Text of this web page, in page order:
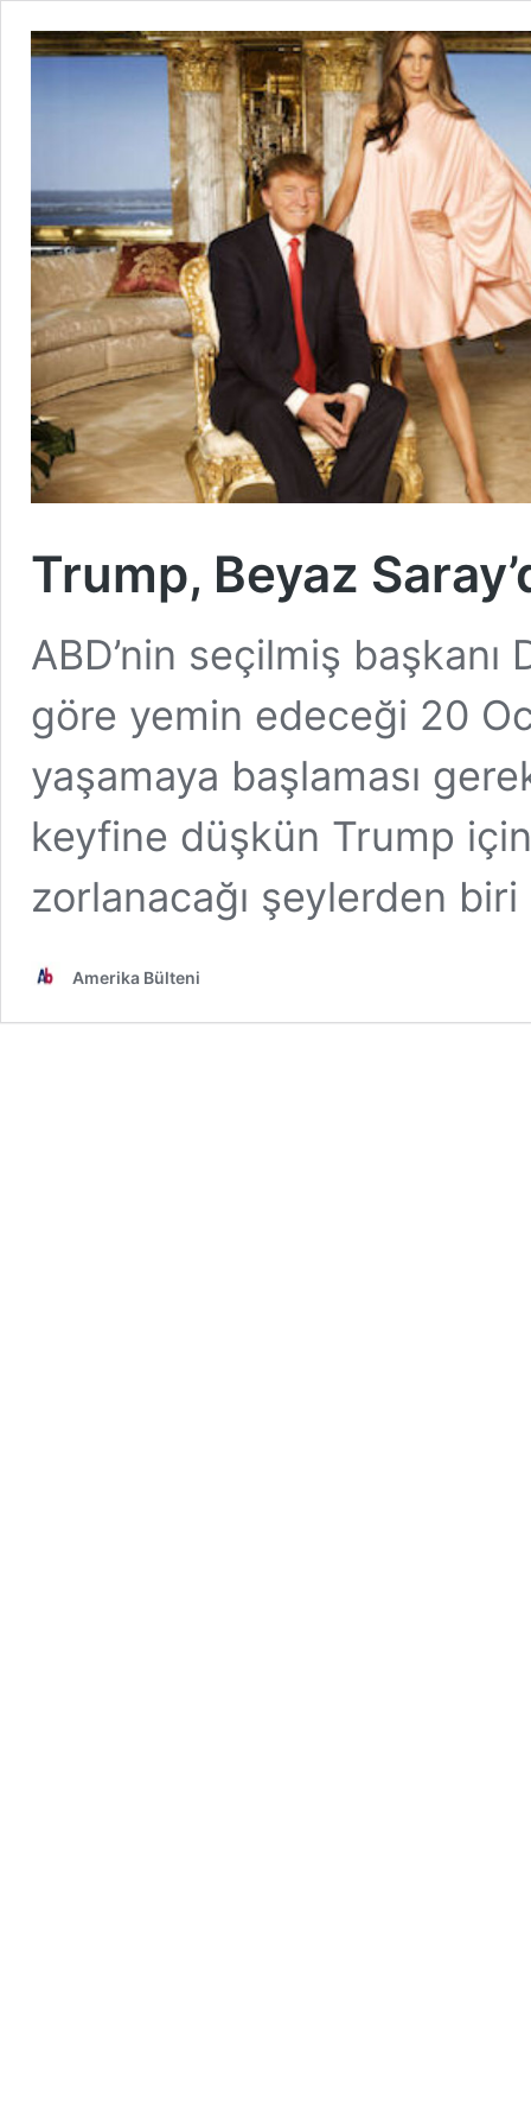
Trump, Beyaz
ABD’nin seçilmiş başkanı
göre yemin edeceği 20
yaşamaya başlaması
keyfine düşkün Trump
zorlanacağı şeylerden
Amerika Bülteni